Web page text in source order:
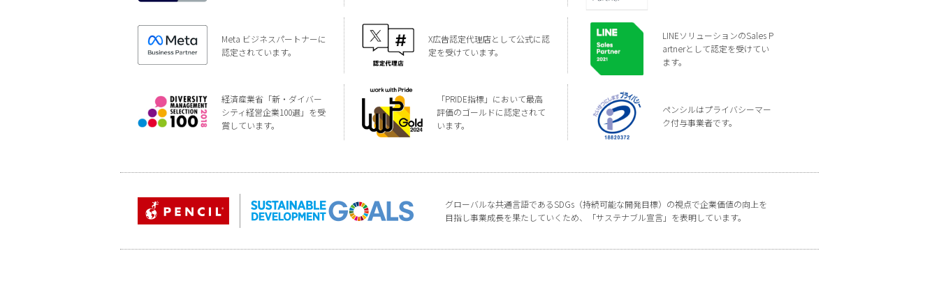
Meta ビジネスパートナーに
認定されています。
X広告認定代理店として公式に認
定を受けています。
LINEソリューションのSales P
artnerとして認定を受けてい
ます。
経済産業省「新・ダイバー
シティ経営企業100選」を受
賞しています。
「PRIDE指標」において最高
評価のゴールドに認定されて
います。
ペンシルはプライバシーマー
ク付与事業者です。
グローバルな共通言語であるSDGs（持続可能な開発目標）の視点で企業価値の向上を
目指し事業成長を果たしていくため、「サステナブル宣言」を表明しています。